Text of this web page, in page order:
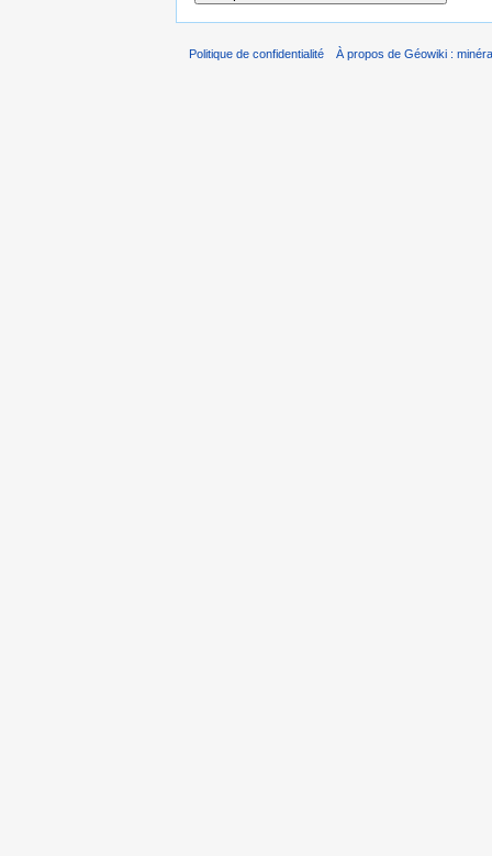
Politique de confidentialité À propos de Géowiki :